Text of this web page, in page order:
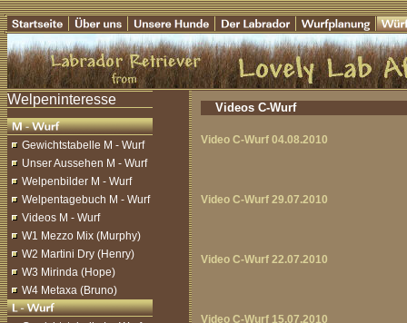
Gewichtstabelle M - Wurf
Unser Aussehen M - Wurf
Welpenbilder M - Wurf
Welpentagebuch M - Wurf
Videos M - Wurf
W1 Mezzo Mix (Murphy)
W2 Martini Dry (Henry)
W3 Mirinda (Hope)
W4 Metaxa (Bruno)
Videos C-Wurf
Video C-Wurf 04.08.2010
Video C-Wurf 29.07.2010
Video C-Wurf 22.07.2010
Video C-Wurf 15.07.2010